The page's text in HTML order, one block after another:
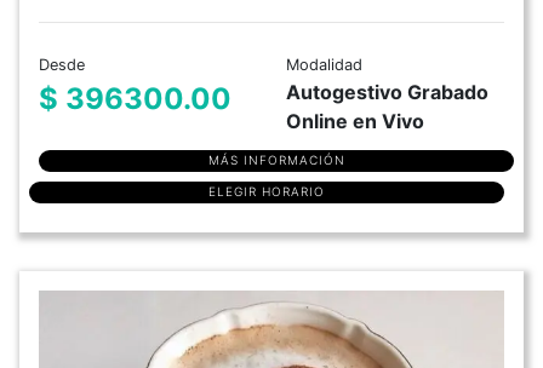
Desde
$ 396300.00
Modalidad
Autogestivo Grabado
Online en Vivo
MÁS INFORMACIÓN
ELEGIR HORARIO